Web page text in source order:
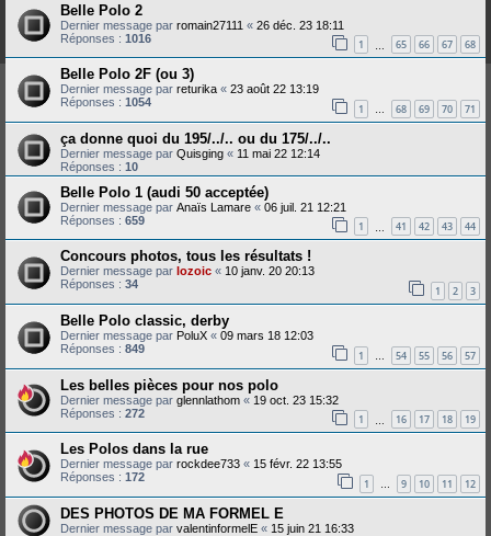
Belle Polo 2
Dernier message par romain27111 « 26 déc. 23 18:11
Réponses : 1016 1 65 66 67 68
Belle Polo 2F (ou 3)
Dernier message par returika « 23 août 22 13:19
Réponses : 1054 1 … 68 69 70 71
ça donne quoi du 195/../.. ou du 175/../..
Dernier message par Quisging « 11 mai 22 12:14
Réponses : 10
Belle Polo 1 (audi 50 acceptée)
Dernier message par Anaïs Lamare « 06 juil. 21 12:21
Réponses : 659 1 41 42 43 44
Concours photos, tous les résultats !
Dernier message par lozoic « 10 janv. 20 20:13
Réponses : 34 1 2 3
Belle Polo classic, derby
Dernier message par PoluX « 09 mars 18 12:03
Réponses : 849 1 … 54 55 56 57
Les belles pièces pour nos polo
Dernier message par glennlathom « 19 oct. 23 15:32
Réponses : 272 1 16 17 18 19
Les Polos dans la rue
Dernier message par rockdee733 « 15 févr. 22 13:55
Réponses : 172 1 … 9 10 11 12
DES PHOTOS DE MA FORMEL E
Dernier message par valentinformelE « 15 juin 21 16:33